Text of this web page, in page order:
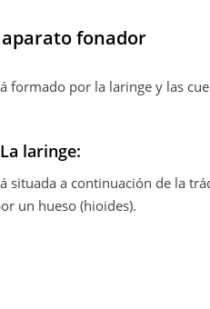
aparato fonador
formado por la laringe y las
La laringe:
situada a continuación de la
un hueso (hioides).